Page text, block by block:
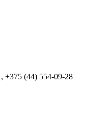
, +375 (44) 554-09-28